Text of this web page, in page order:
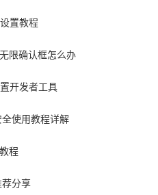
置教程
限确认框怎么办
开发者工具
全使用教程详解
程
荐分享